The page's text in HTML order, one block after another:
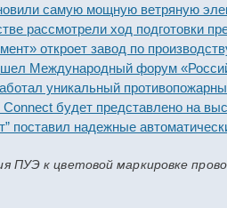
самую мощную ветряную
рассмотрели ход подготовки
откроет завод по производству
Международный форум
уникальный противопожарный
будет представлено на
надежные
ПУЭ к цветовой маркировке